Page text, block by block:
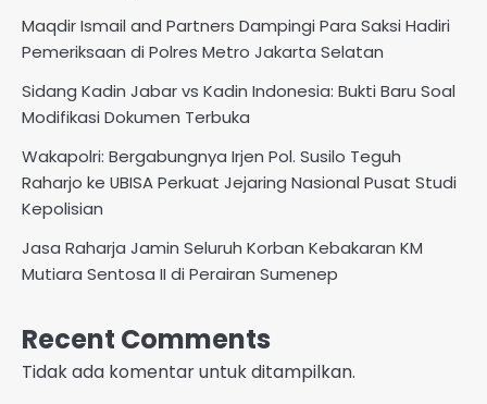
Maqdir Ismail and Partners Dampingi Para Saksi Hadiri
Pemeriksaan di Polres Metro Jakarta Selatan
Sidang Kadin Jabar vs Kadin Indonesia: Bukti Baru Soal
Modifikasi Dokumen Terbuka
Wakapolri: Bergabungnya Irjen Pol. Susilo Teguh
Raharjo ke UBISA Perkuat Jejaring Nasional Pusat Studi
Kepolisian
Jasa Raharja Jamin Seluruh Korban Kebakaran KM
Mutiara Sentosa II di Perairan Sumenep
Recent Comments
Tidak ada komentar untuk ditampilkan.